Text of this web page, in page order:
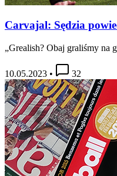
Carvajal: Sędzia
„Grealish? Obaj graliśmy na
10.05.2023 • 32